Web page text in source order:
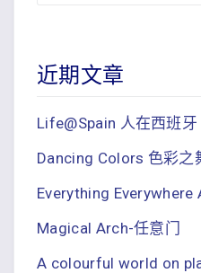
近期文章
Life@Spain 人在西班牙
Dancing Colors 色彩之
Everything Everywhere
Magical Arch-任意门
A colourful world on